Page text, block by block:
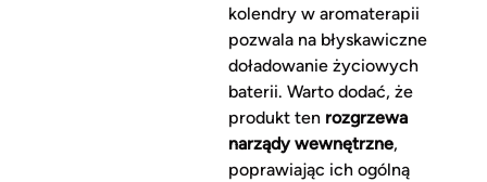
kolendry w aromaterapii
pozwala na błyskawiczne
doładowanie życiowych
baterii. Warto dodać, że
produkt ten rozgrzewa
narządy wewnętrzne,
poprawiając ich ogólną